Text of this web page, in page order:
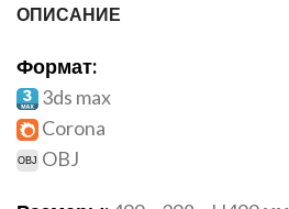
ОПИСАНИЕ
Формат:
3ds max
Corona
OBJ